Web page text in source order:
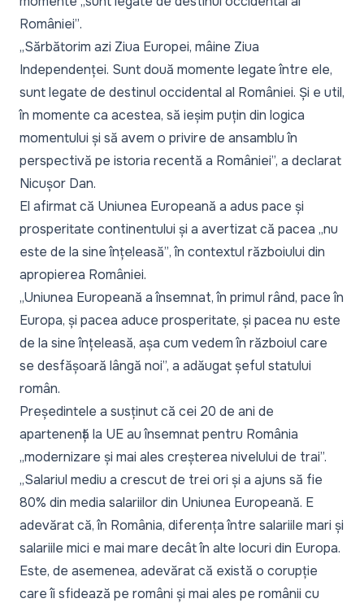
României”.
„Sărbătorim azi Ziua Europei, mâine Ziua
Independenței. Sunt două momente legate între ele,
sunt legate de destinul occidental al României. Și e util,
în momente ca acestea, să ieșim puțin din logica
momentului și să avem o privire de ansamblu în
perspectivă pe istoria recentă a României”, a declarat
Nicușor Dan.
El afirmat că Uniunea Europeană a adus pace și
prosperitate continentului și a avertizat că pacea „nu
este de la sine înțeleasă”, în contextul războiului din
apropierea României.
„Uniunea Europeană a însemnat, în primul rând, pace în
Europa, și pacea aduce prosperitate, și pacea nu este
de la sine înțeleasă, așa cum vedem în războiul care
se desfășoară lângă noi”, a adăugat șeful statului
român.
Președintele a susținut că cei 20 de ani de
apartenență la UE au însemnat pentru România
„modernizare și mai ales creșterea nivelului de trai”.
„Salariul mediu a crescut de trei ori și a ajuns să fie
80% din media salariilor din Uniunea Europeană. E
adevărat că, în România, diferența între salariile mari și
salariile mici e mai mare decât în alte locuri din Europa.
Este, de asemenea, adevărat că există o corupție
care îi sfidează pe români și mai ales pe românii cu